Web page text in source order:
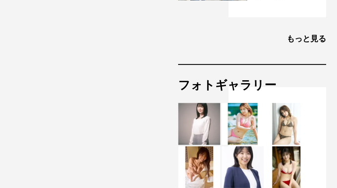
もっと見る
フォトギャラリー